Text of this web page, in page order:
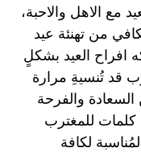
مع الاهل والاحبة،
من تهنئة عيد
افراح العيد بشكلٍ
قد تُنسيةِ مرارة
والفرحة
كلمات للمغترب
لكافة